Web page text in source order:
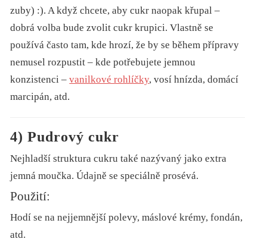
zuby) :). A když chcete, aby cukr naopak křupal –
dobrá volba bude zvolit cukr krupici. Vlastně se
používá často tam, kde hrozí, že by se během přípravy
nemusel rozpustit – kde potřebujete jemnou
konzistenci –vanilkové rohlíčky, vosí hnízda, domácí
marcipán, atd.
4) Pudrový cukr
Nejhladší struktura cukru také nazývaný jako extra
jemná moučka. Údajně se speciálně prosévá.
Použití:
Hodí se na nejjemnější polevy, máslové krémy, fondán,
atd.